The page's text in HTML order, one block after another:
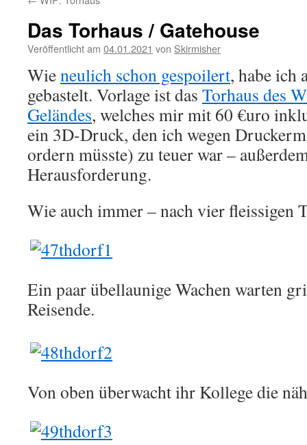
Das Torhaus / Gatehouse
Veröffentlicht am 04.01.2021 von Skirmisher
Wieneulich schon gespoilert, habe ich
gebastelt. Vorlage ist das Torhaus des
Geländes, welches mir mit 60 €uro
ein 3D-Druck, den ich wegen
ordern müsste) zu teuer war –
Herausforderung.
Wie auch immer – nach vier fleissigen
Ein paar übellaunige Wachen warten
Reisende.
Von oben überwacht ihr Kollege die